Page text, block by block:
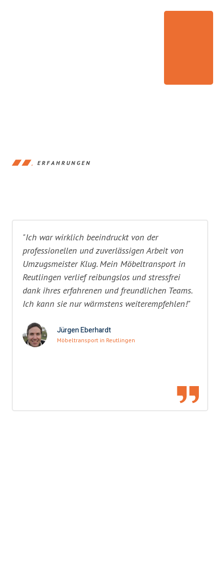
ERFAHRUNGEN
"Ich war wirklich beeindruckt von der
professionellen und zuverlässigen Arbeit von
Umzugsmeister Klug. Mein Möbeltransport in
Reutlingen verlief reibungslos und stressfrei
dank ihres erfahrenen und freundlichen Teams.
Ich kann sie nur wärmstens weiterempfehlen!"
Jürgen Eberhardt
Möbeltransport in Reutlingen